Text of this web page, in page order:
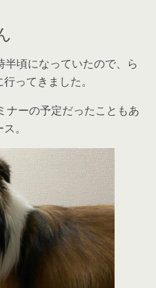
頃になっていたので、ら
ってきました。
ナーの予定だったこともあ
。